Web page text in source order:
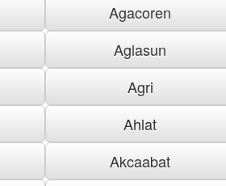
Agacoren
Aglasun
Agri
Ahlat
Akcaabat